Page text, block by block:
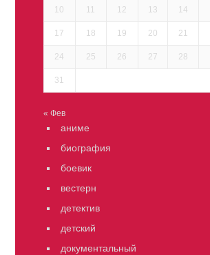
10 11 12 13 14
17 18 19 20 21
24 25 26 27 28
31
« Фев
аниме
биография
боевик
вестерн
детектив
детский
документальный